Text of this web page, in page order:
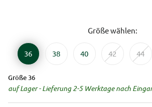
Größe wählen:
36 38 40 42 44
Größe 36
auf Lager - Lieferung 2-5 Werktage nach